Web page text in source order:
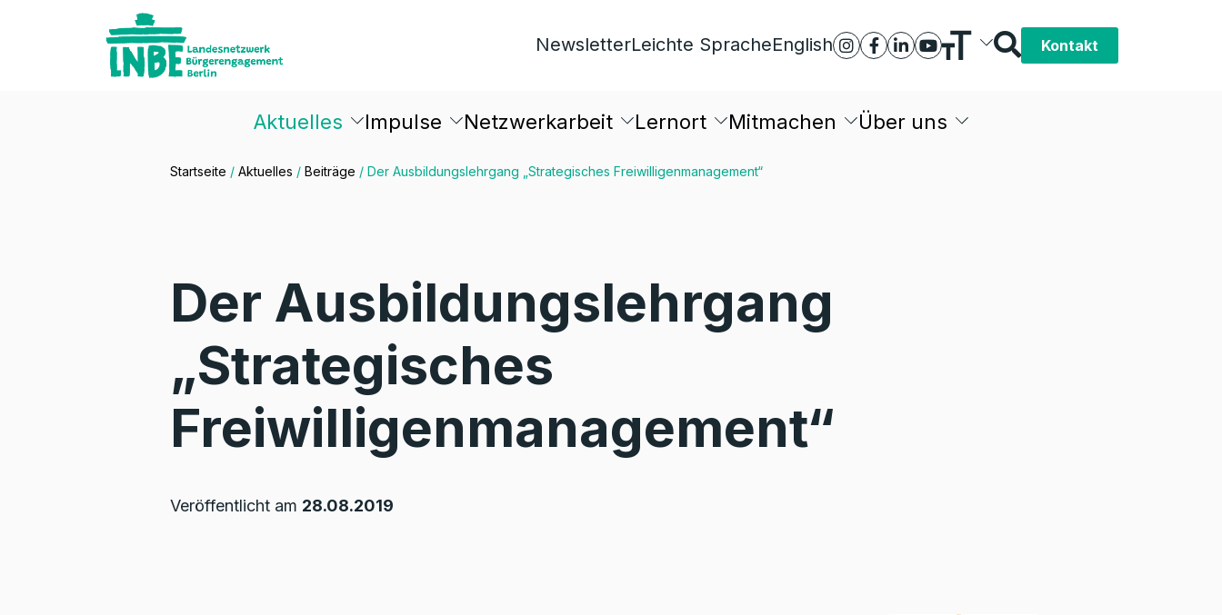
NewsletterLeichte SpracheEnglish Kontakt
Aktuelles Impulse Netzwerkarbeit Lernort Mitmachen Über uns
Startseite / Aktuelles / Beiträge / Der Ausbildungslehrgang „Strategisches Freiwilligenmanagement“
Der Ausbildungslehrgang
„Strategisches
Freiwilligenmanagement“
Veröffentlicht am 28.08.2019